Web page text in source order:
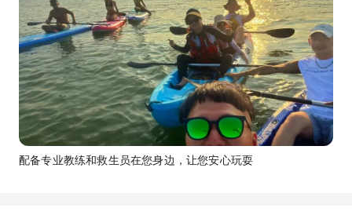
配备专业教练和救生员在您身边，让您安心玩耍